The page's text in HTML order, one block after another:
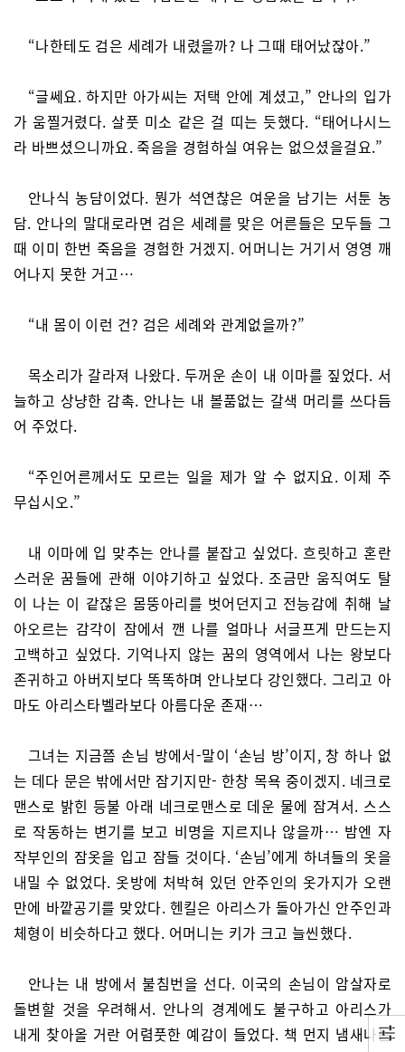
“나한테도 검은 세례가 내렸을까? 나 그때 태어났잖아.”
“글쎄요. 하지만 아가씨는 저택 안에 계셨고,” 안나의 입가
가 움찔거렸다. 살풋 미소 같은 걸 띠는 듯했다. “태어나시느
라 바쁘셨으니까요. 죽음을 경험하실 여유는 없으셨을걸요.”
안나식 농담이었다. 뭔가 석연찮은 여운을 남기는 서툰 농
담. 안나의 말대로라면 검은 세례를 맞은 어른들은 모두들 그
때 이미 한번 죽음을 경험한 거겠지. 어머니는 거기서 영영 깨
어나지 못한 거고…
“내 몸이 이런 건? 검은 세례와 관계없을까?”
목소리가 갈라져 나왔다. 두꺼운 손이 내 이마를 짚었다. 서
늘하고 상냥한 감촉. 안나는 내 볼품없는 갈색 머리를 쓰다듬
어 주었다.
“주인어른께서도 모르는 일을 제가 알 수 없지요. 이제 주
무십시오.”
내 이마에 입 맞추는 안나를 붙잡고 싶었다. 흐릿하고 혼란
스러운 꿈들에 관해 이야기하고 싶었다. 조금만 움직여도 탈
이 나는 이 같잖은 몸뚱아리를 벗어던지고 전능감에 취해 날
아오르는 감각이 잠에서 깬 나를 얼마나 서글프게 만드는지
고백하고 싶었다. 기억나지 않는 꿈의 영역에서 나는 왕보다
존귀하고 아버지보다 똑똑하며 안나보다 강인했다. 그리고 아
마도 아리스타벨라보다 아름다운 존재…
그녀는 지금쯤 손님 방에서-말이 ‘손님 방’이지, 창 하나 없
는 데다 문은 밖에서만 잠기지만- 한창 목욕 중이겠지. 네크로
맨스로 밝힌 등불 아래 네크로맨스로 데운 물에 잠겨서. 스스
로 작동하는 변기를 보고 비명을 지르지나 않을까… 밤엔 자
작부인의 잠옷을 입고 잠들 것이다. ‘손님’에게 하녀들의 옷을
내밀 수 없었다. 옷방에 처박혀 있던 안주인의 옷가지가 오랜
만에 바깥공기를 맞았다. 헨킬은 아리스가 돌아가신 안주인과
체형이 비슷하다고 했다. 어머니는 키가 크고 늘씬했다.
안나는 내 방에서 불침번을 선다. 이국의 손님이 암살자로
돌변할 것을 우려해서. 안나의 경계에도 불구하고 아리스가
내게 찾아올 거란 어렴풋한 예감이 들었다. 책 먼지 냄새나는